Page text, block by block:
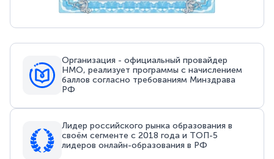
Организация - официальный провайдер
НМО, реализует программы с начислением
баллов согласно требованиям Минздрава
РФ
Лидер российского рынка образования в
своём сегменте с 2018 года и ТОП-5
лидеров онлайн-образования в РФ